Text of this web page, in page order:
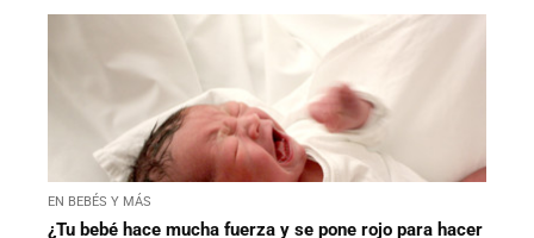
EN BEBÉS Y MÁS
¿Tu bebé hace mucha fuerza y se pone rojo para hacer